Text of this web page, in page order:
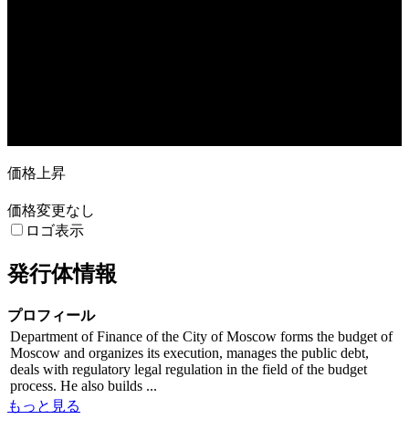
価格上昇
価格変更なし
ロゴ表示
発行体情報
プロフィール
Department of Finance of the City of Moscow forms the budget of
Moscow and organizes its execution, manages the public debt,
deals with regulatory legal regulation in the field of the budget
process. He also builds ...
もっと見る